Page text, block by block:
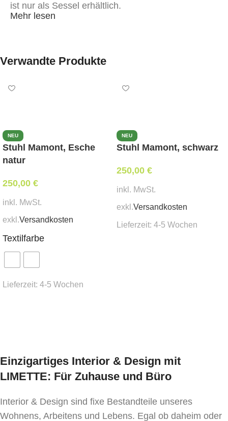
ist nur als Sessel erhältlich.
Mehr lesen
Verwandte Produkte
NEU
Stuhl Mamont, Esche
natur
250,00 €
inkl. MwSt.
exkl.Versandkosten
Textilfarbe
Lieferzeit: 4-5 Wochen
NEU
Stuhl Mamont, schwarz
250,00 €
inkl. MwSt.
exkl.Versandkosten
Lieferzeit: 4-5 Wochen
Einzigartiges Interior & Design mit
LIMETTE: Für Zuhause und Büro
Interior & Design sind fixe Bestandteile unseres
Wohnens, Arbeitens und Lebens. Egal ob daheim oder